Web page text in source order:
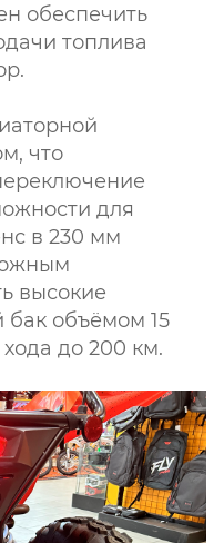
обеспечить
топлива
что
для
в 230 мм
высокие
бак объёмом 15
до 200 км.